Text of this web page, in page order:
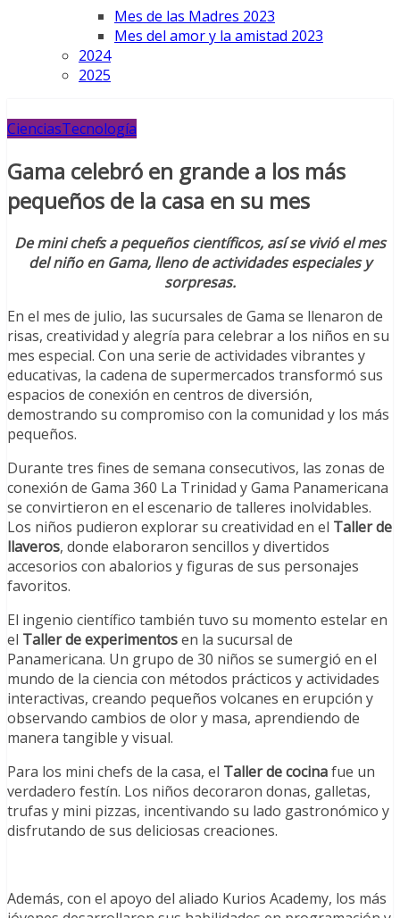
Mes de las Madres 2023
Mes del amor y la amistad 2023
2024
2025
CienciasTecnología
Gama celebró en grande a los más
pequeños de la casa en su mes
De mini chefs a pequeños científicos, así se vivió el mes
del niño en Gama, lleno de actividades especiales y
sorpresas.
En el mes de julio, las sucursales de Gama se llenaron de
risas, creatividad y alegría para celebrar a los niños en su
mes especial. Con una serie de actividades vibrantes y
educativas, la cadena de supermercados transformó sus
espacios de conexión en centros de diversión,
demostrando su compromiso con la comunidad y los más
pequeños.
Durante tres fines de semana consecutivos, las zonas de
conexión de Gama 360 La Trinidad y Gama Panamericana
se convirtieron en el escenario de talleres inolvidables.
Los niños pudieron explorar su creatividad en el Taller de
llaveros, donde elaboraron sencillos y divertidos
accesorios con abalorios y figuras de sus personajes
favoritos.
El ingenio científico también tuvo su momento estelar en
el Taller de experimentosen la sucursal de
Panamericana. Un grupo de 30 niños se sumergió en el
mundo de la ciencia con métodos prácticos y actividades
interactivas, creando pequeños volcanes en erupción y
observando cambios de olor y masa, aprendiendo de
manera tangible y visual.
Para los mini chefs de la casa, el Taller de cocinafue un
verdadero festín. Los niños decoraron donas, galletas,
trufas y mini pizzas, incentivando su lado gastronómico y
disfrutando de sus deliciosas creaciones.
Además, con el apoyo del aliado Kurios Academy, los más